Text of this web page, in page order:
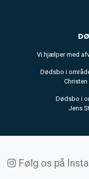
Vi hjælper med
Dødsbo i
Dødsbo i
Jens
Følg os på